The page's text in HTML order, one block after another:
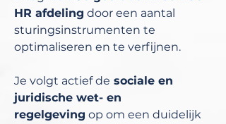
HR afdeling door een aantal
sturingsinstrumenten te
optimaliseren en te verfijnen.
Je volgt actief de sociale en
juridische wet- en
regelgeving op om een duidelijk